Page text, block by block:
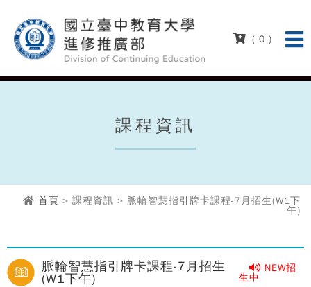
( 0 )
課程資訊
首頁 > 課程資訊 > 脈輪智慧指引牌卡課程-7月招生(W1下
午)
脈輪智慧指引牌卡課程-7月招生
(W1下午)
NEW招
生中